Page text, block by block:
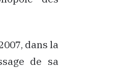
dans la
de sa